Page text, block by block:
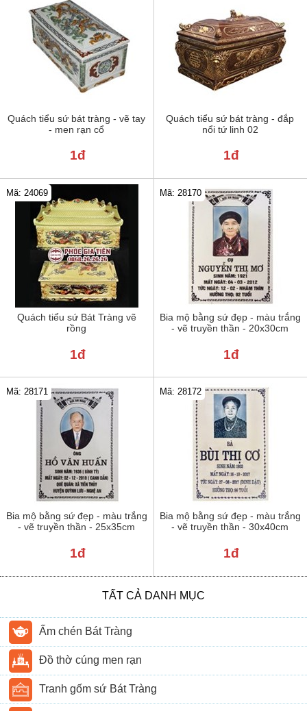
Quách tiểu sứ bát tràng - vẽ tay
- men rạn cổ
1đ
Quách tiểu sứ bát tràng - đắp
nổi tứ linh 02
1đ
Quách tiểu sứ Bát Tràng vẽ
rồng
Mã: 24069
1đ
Bia mộ bằng sứ đẹp - màu trắng
- vẽ truyền thần - 20x30cm
Mã: 28170
1đ
Bia mộ bằng sứ đẹp - màu trắng
- vẽ truyền thần - 25x35cm
Mã: 28171
1đ
Bia mộ bằng sứ đẹp - màu trắng
- vẽ truyền thần - 30x40cm
Mã: 28172
1đ
TẤT CẢ DANH MỤC
Ấm chén Bát Tràng
Đồ thờ cúng men rạn
Tranh gốm sứ Bát Tràng